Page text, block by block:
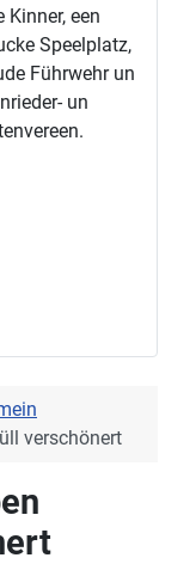
Kinner, een
Speelplatz,
Führwehr un
un
verschönert